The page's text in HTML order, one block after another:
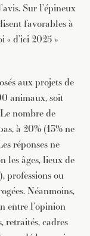
Sur l’épineux
favorables à
« d’ici 2025 »
aux projets de
animaux, soit
nombre de
à 20% (13% ne
réponses ne
les âges, lieux de
professions ou
Néanmoins,
entre l’opinion
retraités, cadres